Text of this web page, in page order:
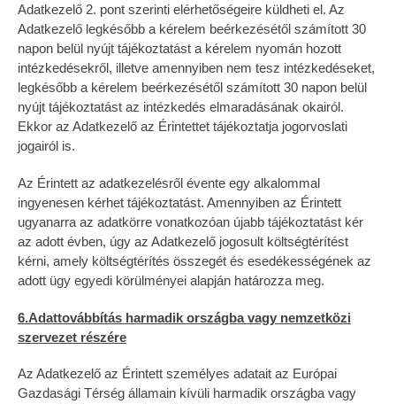
Adatkezelő 2. pont szerinti elérhetőségeire küldheti el. Az
Adatkezelő legkésőbb a kérelem beérkezésétől számított 30
napon belül nyújt tájékoztatást a kérelem nyomán hozott
intézkedésekről, illetve amennyiben nem tesz intézkedéseket,
legkésőbb a kérelem beérkezésétől számított 30 napon belül
nyújt tájékoztatást az intézkedés elmaradásának okairól.
Ekkor az Adatkezelő az Érintettet tájékoztatja jogorvoslati
jogairól is.
Az Érintett az adatkezelésről évente egy alkalommal
ingyenesen kérhet tájékoztatást. Amennyiben az Érintett
ugyanarra az adatkörre vonatkozóan újabb tájékoztatást kér
az adott évben, úgy az Adatkezelő jogosult költségtérítést
kérni, amely költségtérítés összegét és esedékességének az
adott ügy egyedi körülményei alapján határozza meg.
6.Adattovábbítás harmadik országba vagy nemzetközi
szervezet részére
Az Adatkezelő az Érintett személyes adatait az Európai
Gazdasági Térség államain kívüli harmadik országba vagy